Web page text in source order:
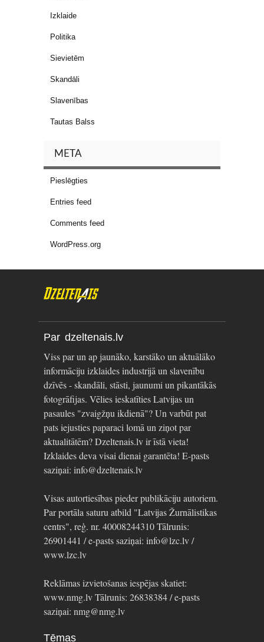
Izklaide
Politika
Sievietēm
Skandāli
Slavenības
Tautas Balss
META
Pieslēgties
Entries feed
Comments feed
WordPress.org
Par dzeltenais.lv
Viss par un ap jaunāko, karstāko un aktuālāko
informāciju izklaides industrijā un slavenību
dzīvēs - skandāli, stāsti, jaunumi un pikantākās
fotogrāfijas. Vēlies ieskatīties Latvijas un
pasaules "zvaigžņu ikdienā"? Un varbūt pat
pats iejusties paparaci lomā un ziņot par
aktualitātēm? Dzeltenais.lv ir īstā vieta!
Izklaides deva visai dienai garantēta! E-pasts
saziņai: info@dzeltenais.lv
Visas autortiesības pieder publikāciju autoriem.
Par portāla saturu atbild "Latvijas Žurnālistikas
centrs", reģ. nr. 40008244310 Tālrunis:
26901441 / e-pasts saziņai: info@lzc.lv /
www.lzc.lv
Reklāmas izvietošanas iespējas skatiet:
www.nmg.lv Tālrunis: 26838384 / e-pasts
saziņai: nmg@nmg.lv
Tēmas